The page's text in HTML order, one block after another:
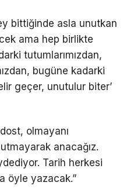
bittiğinde asla unutkan
ama hep birlikte
tutumlarımızdan,
bugüne kadarki
geçer, unutulur biter’
olmayanı
anacağız.
Tarih herkesi
öyle yazacak.”